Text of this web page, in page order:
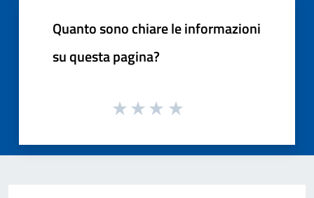
Quanto sono chiare le informazioni
su questa pagina?